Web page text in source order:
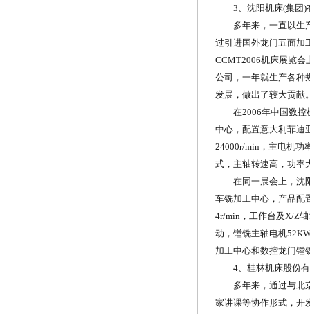
3、沈阳机床(集团)
多年来，一直以生产
过引进国外龙门五面加
CCMT2006机床展览会
公司，一年就生产各种
发展，做出了较大贡献
在2006年中国数控机
中心，配置意大利菲迪
24000r/min，主电机功
式，主轴转速高，功率
在同一展会上，沈阳
车铣加工中心，产品配
4r/min，工作台及X/Z
动，镗铣主轴电机
加工中心和数控龙门镗
4、桂林机床股份有
多年来，通过与北京
家讲课等协作形式，开